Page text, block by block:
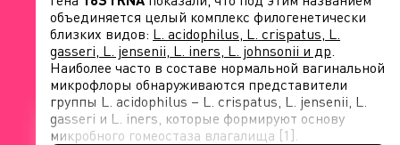
объединяется целый комплекс филогенетически
близких видов: L. acidophilus, L. crispatus, L.
gasseri, L. jensenii, L. iners, L. johnsonii и др.
Наиболее часто в составе нормальной вагинальной
микрофлоры обнаруживаются представители
группы L. acidophilus – L. crispatus, L. jensenii, L.
gasseri и L. iners, которые формируют основу
микробного гомеостаза влагалища [1].